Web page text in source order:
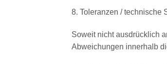
8. Toleranzen / technische
Soweit nicht ausdrücklich
Abweichungen innerhalb